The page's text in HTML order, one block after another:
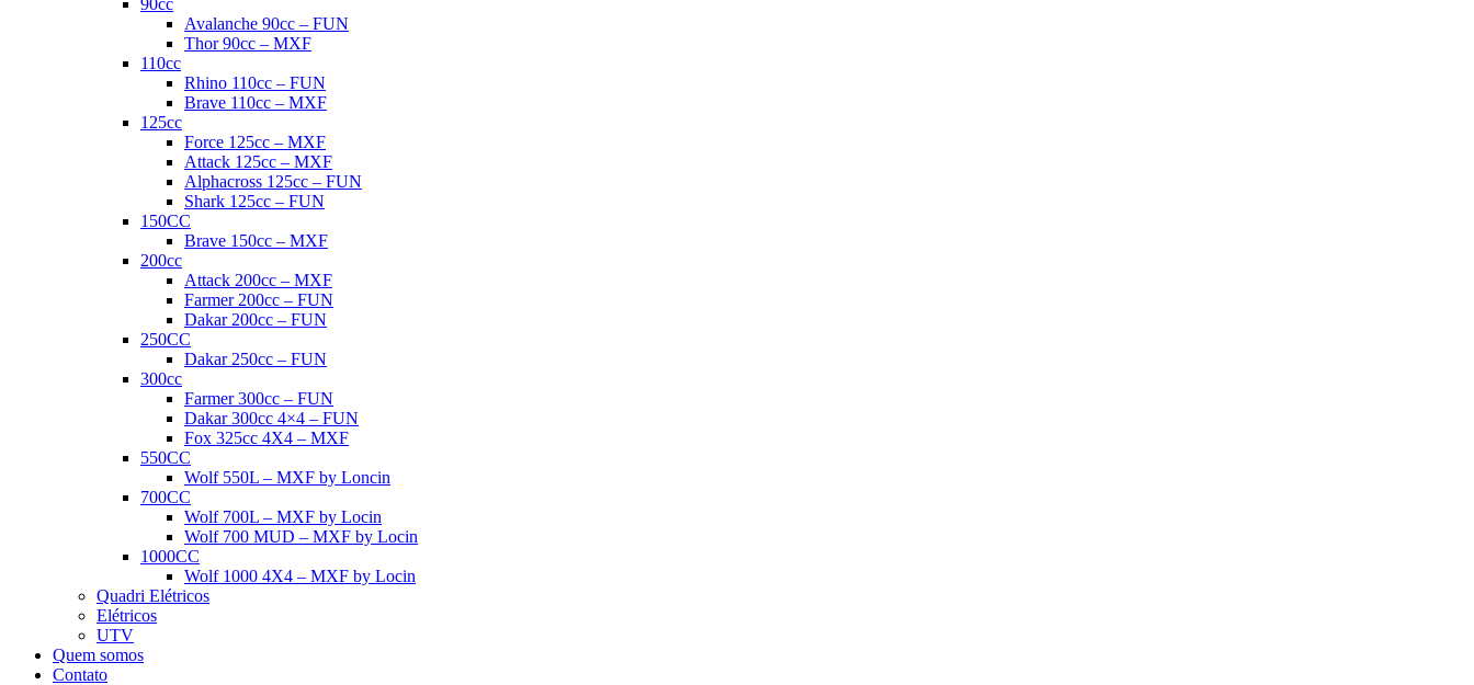
90cc
Avalanche 90cc – FUN
Thor 90cc – MXF
110cc
Rhino 110cc – FUN
Brave 110cc – MXF
125cc
Force 125cc – MXF
Attack 125cc – MXF
Alphacross 125cc – FUN
Shark 125cc – FUN
150CC
Brave 150cc – MXF
200cc
Attack 200cc – MXF
Farmer 200cc – FUN
Dakar 200cc – FUN
250CC
Dakar 250cc – FUN
300cc
Farmer 300cc – FUN
Dakar 300cc 4×4 – FUN
Fox 325cc 4X4 – MXF
550CC
Wolf 550L – MXF by Loncin
700CC
Wolf 700L – MXF by Locin
Wolf 700 MUD – MXF by Locin
1000CC
Wolf 1000 4X4 – MXF by Locin
Quadri Elétricos
Elétricos
UTV
Quem somos
Contato